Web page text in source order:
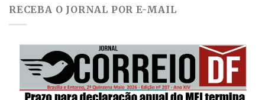
RECEBA O JORNAL POR E-MAIL